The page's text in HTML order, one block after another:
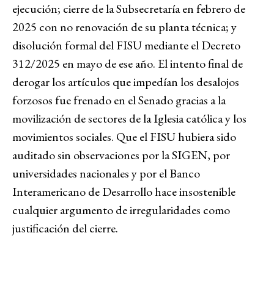
ejecución; cierre de la Subsecretaría en febrero de
2025 con no renovación de su planta técnica; y
disolución formal del FISU mediante el Decreto
312/2025 en mayo de ese año. El intento final de
derogar los artículos que impedían los desalojos
forzosos fue frenado en el Senado gracias a la
movilización de sectores de la Iglesia católica y los
movimientos sociales. Que el FISU hubiera sido
auditado sin observaciones por la SIGEN, por
universidades nacionales y por el Banco
Interamericano de Desarrollo hace insostenible
cualquier argumento de irregularidades como
justificación del cierre.